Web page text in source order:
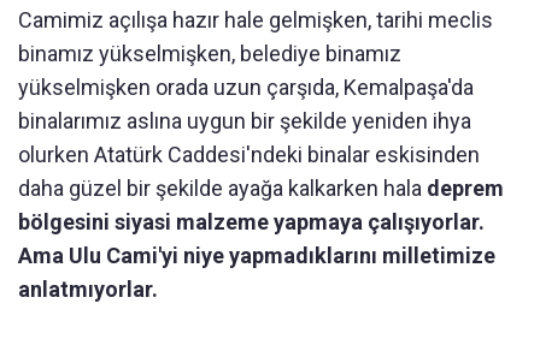
Camimiz açılışa hazır hale gelmişken, tarihi meclis
binamız yükselmişken, belediye binamız
yükselmişken orada uzun çarşıda, Kemalpaşa'da
binalarımız aslına uygun bir şekilde yeniden ihya
olurken Atatürk Caddesi'ndeki binalar eskisinden
daha güzel bir şekilde ayağa kalkarken hala deprem
bölgesini siyasi malzeme yapmaya çalışıyorlar.
Ama Ulu Cami'yi niye yapmadıklarını milletimize
anlatmıyorlar.